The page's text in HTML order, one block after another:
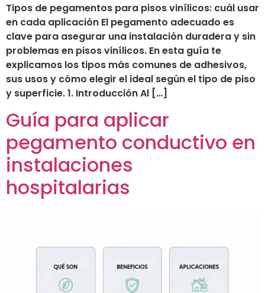
Tipos de pegamentos para pisos vinílicos: cuál usar
en cada aplicación El pegamento adecuado es
clave para asegurar una instalación duradera y sin
problemas en pisos vinílicos. En esta guía te
explicamos los tipos más comunes de adhesivos,
sus usos y cómo elegir el ideal según el tipo de piso
y superficie. 1. Introducción Al […]
Guía para aplicar
pegamento conductivo en
instalaciones
hospitalarias